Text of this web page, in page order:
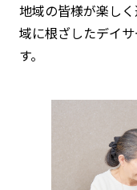
地域の皆様が楽し
域に根ざしたデイ
す。